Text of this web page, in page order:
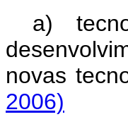
a)
novas
2006)